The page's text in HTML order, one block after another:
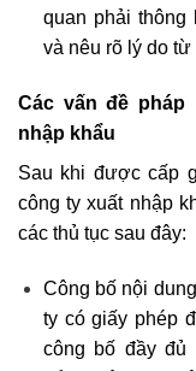
quan phải thông
và nêu rõ lý do từ
Các vấn đề
nhập khẩu
Sau khi được cấp
công ty xuất nhập
các thủ tục sau đây:
Công bố nội
ty có giấy phép
công bố đầy đủ